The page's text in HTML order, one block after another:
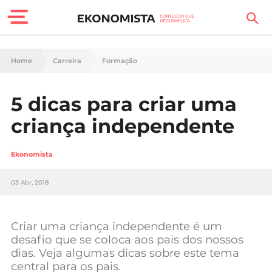
Finanças Pessoais
Carreira
Tecnologia
Negócios
Home Carreira Formação
5 dicas para criar uma
criança independente
Ekonomista
03 Abr, 2018
Criar uma criança independente é um
desafio que se coloca aos pais dos nossos
dias. Veja algumas dicas sobre este tema
central para os pais.